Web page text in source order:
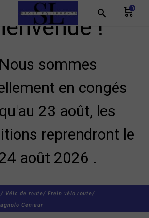
search 0
!
Nous sommes
en congés
23 août, les
reprendront le
août 2026 .
Vélo de route/ Frein vélo route/
Centaur